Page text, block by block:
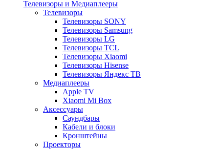
Телевизоры и Медиаплееры
Телевизоры
Телевизоры SONY
Телевизоры Samsung
Телевизоры LG
Телевизоры TCL
Телевизоры Xiaomi
Телевизоры Hisense
Телевизоры Яндекс ТВ
Медиаплееры
Apple TV
Xiaomi Mi Box
Аксессуары
Саундбары
Кабели и блоки
Кронштейны
Проекторы